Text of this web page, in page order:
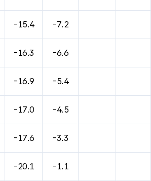
-15.4 -7.2
-16.3 -6.6
-16.9 -5.4
-17.0 -4.5
-17.6 -3.3
-20.1 -1.1